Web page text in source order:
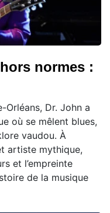
normes :
Orléans, Dr. John a
où se mêlent blues,
vaudou. À
artiste mythique,
et l’empreinte
de la musique